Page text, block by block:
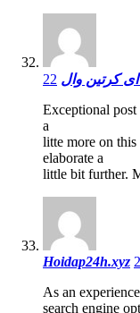
کرتین وال
Exceptional
a
litte more on
elaborate a
little bit further.
Hoidap24h.xyz
As an
search engine